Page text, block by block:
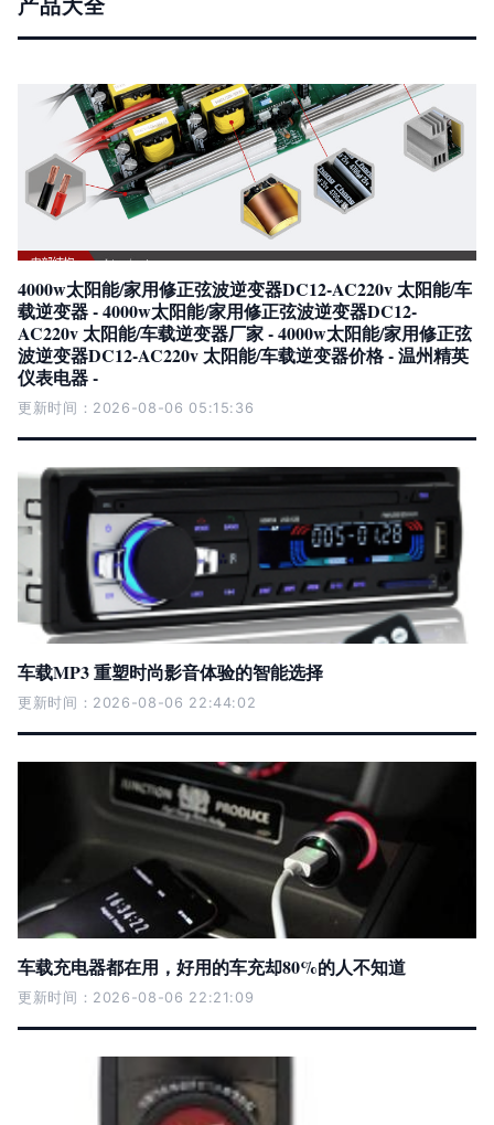
4000w太阳能/家用修正弦波逆变器DC12-AC220v 太阳能/车
载逆变器 - 4000w太阳能/家用修正弦波逆变器DC12-
AC220v 太阳能/车载逆变器厂家 - 4000w太阳能/家用修正弦
波逆变器DC12-AC220v 太阳能/车载逆变器价格 - 温州精英
仪表电器 -
更新时间：2026-08-06 05:15:36
车载MP3 重塑时尚影音体验的智能选择
更新时间：2026-08-06 22:44:02
车载充电器都在用，好用的车充却80%的人不知道
更新时间：2026-08-06 22:21:09